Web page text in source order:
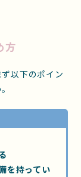
方
以下のポイン
を持ってい